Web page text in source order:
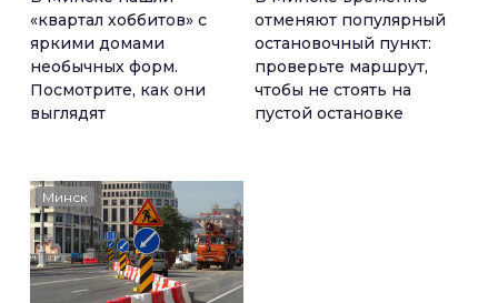
«квартал хоббитов» с
яркими домами
необычных форм.
Посмотрите, как они
выглядят
отменяют популярный
остановочный пункт:
проверьте маршрут,
чтобы не стоять на
пустой остановке
Минск